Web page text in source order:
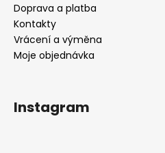
Doprava a platba
Kontakty
Vrácení a výměna
Moje objednávka
Instagram